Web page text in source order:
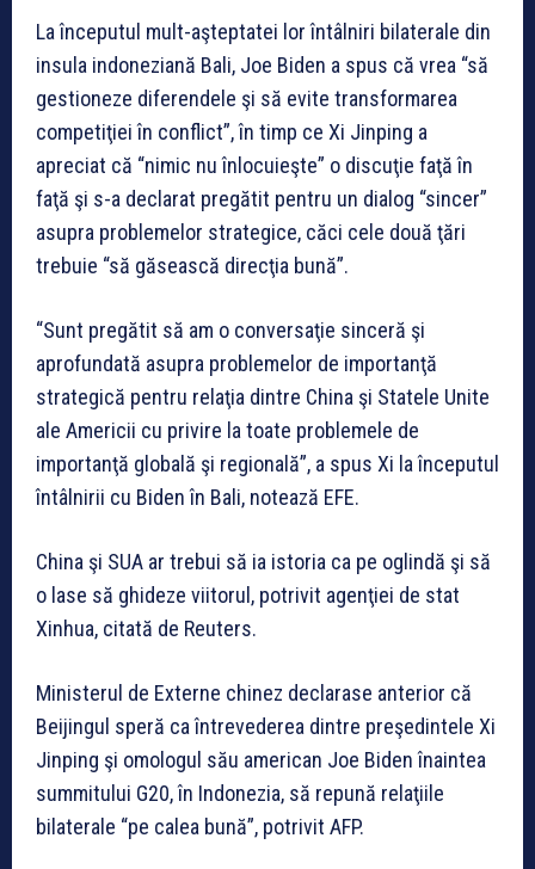
La începutul mult-aşteptatei lor întâlniri bilaterale din
insula indoneziană Bali, Joe Biden a spus că vrea “să
gestioneze diferendele şi să evite transformarea
competiţiei în conflict”, în timp ce Xi Jinping a
apreciat că “nimic nu înlocuieşte” o discuţie faţă în
faţă şi s-a declarat pregătit pentru un dialog “sincer”
asupra problemelor strategice, căci cele două ţări
trebuie “să găsească direcţia bună”.
“Sunt pregătit să am o conversaţie sinceră şi
aprofundată asupra problemelor de importanţă
strategică pentru relaţia dintre China şi Statele Unite
ale Americii cu privire la toate problemele de
importanţă globală şi regională”, a spus Xi la începutul
întâlnirii cu Biden în Bali, notează EFE.
China şi SUA ar trebui să ia istoria ca pe oglindă şi să
o lase să ghideze viitorul, potrivit agenţiei de stat
Xinhua, citată de Reuters.
Ministerul de Externe chinez declarase anterior că
Beijingul speră ca întrevederea dintre preşedintele Xi
Jinping şi omologul său american Joe Biden înaintea
summitului G20, în Indonezia, să repună relaţiile
bilaterale “pe calea bună”, potrivit AFP.